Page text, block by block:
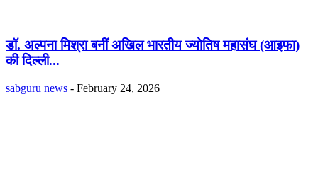
डॉ. अल्पना मिश्रा बनीं अखिल भारतीय ज्योतिष महासंघ (आइफा)
की दिल्ली...
sabguru news - February 24, 2026